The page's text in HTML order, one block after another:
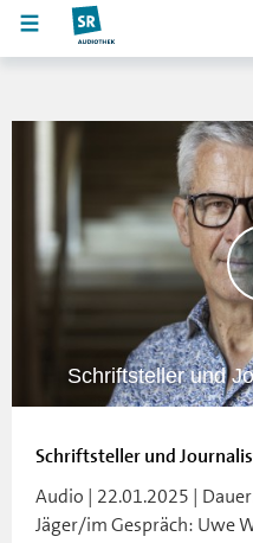
Schriftsteller und
Schriftsteller und
Audio | 22.01.2025 |
Jäger/im Gespräch: Uwe